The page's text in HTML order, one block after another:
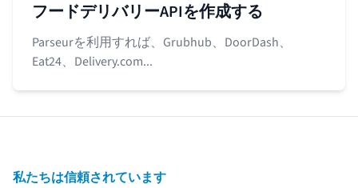
フードデリバリーAPIを作成する
Parseurを利用すれば、Grubhub、DoorDash、
Eat24、Delivery.com...
私たちは信頼されています